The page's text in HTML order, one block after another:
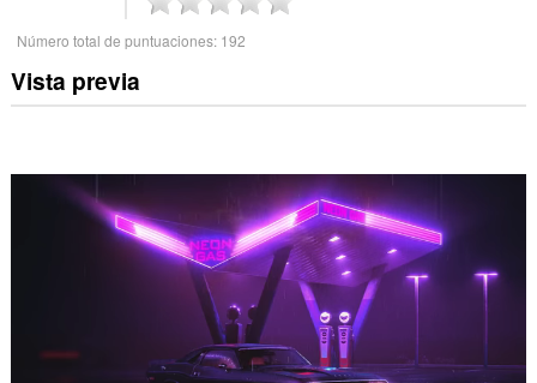
Número total de puntuaciones: 192
Vista previa